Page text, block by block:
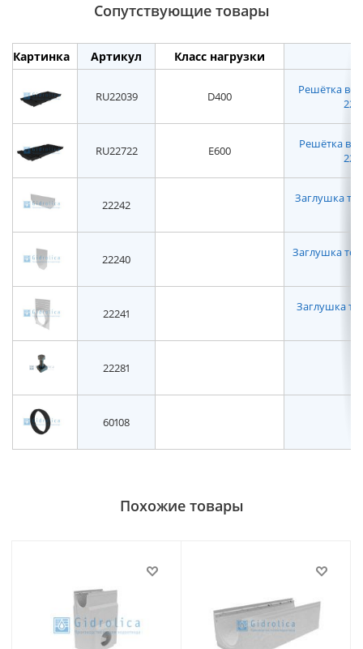
Сопутствующие товары
Картинка Артикул Класс нагрузки
RU22039 D400
Решётка
RU22722 E600
Решётка
22242 Заглушка
22240 Заглушка
22241 Заглушка
22281
60108
Похожие товары